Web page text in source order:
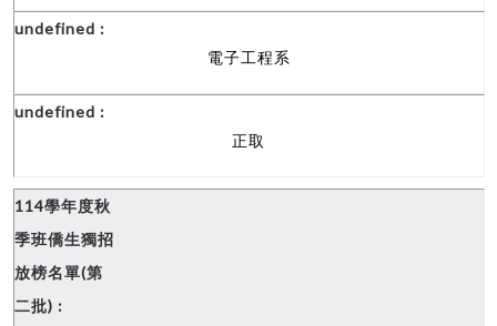
電子工程系
正取